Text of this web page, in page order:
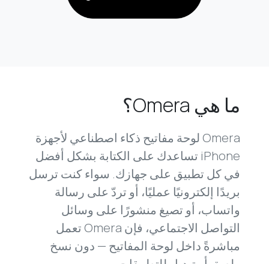
ما هي Omera؟
Omera لوحة مفاتيح ذكاء اصطناعي لأجهزة
iPhone تساعدك على الكتابة بشكل أفضل
في كل تطبيق على جهازك. سواء كنت ترسل
بريدًا إلكترونيًا عمليًا، أو تردّ على رسالة
واتساب، أو تصيغ منشورًا على وسائل
التواصل الاجتماعي، فإن Omera تعمل
مباشرةً داخل لوحة المفاتيح — دون نسخ